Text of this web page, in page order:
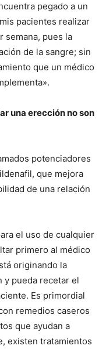
pegado a un
pacientes realizar
semana, pues la
de la sangre; sin
que un médico
una erección no son
potenciadores
que mejora
de una relación
el uso de cualquier
primero al médico
originando la
y pueda recetar el
Es primordial
remedios caseros
que ayudan a
existen tratamientos